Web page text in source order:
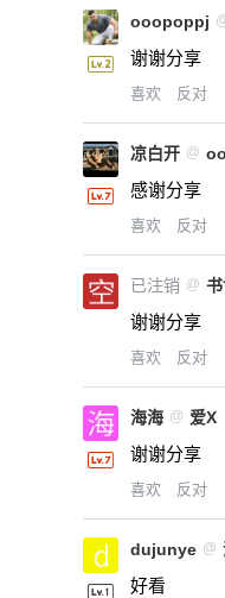
ooopoppj
谢谢分享
喜欢 反对
凉白开 @
感谢分享
喜欢 反对
已注销 @
谢谢分享
喜欢 反对
海海 @ 爱X
谢谢分享
喜欢 反对
dujunye @
好看